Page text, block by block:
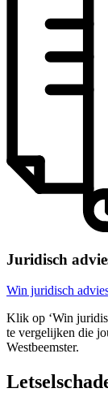
Juridisch
Win juridisch
Klik op ‘Win
te vergelijken die
Westbeemster.